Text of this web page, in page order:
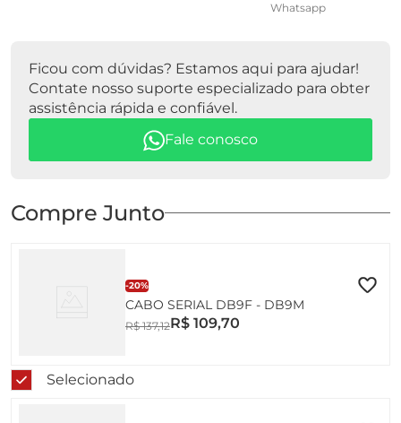
Whatsapp
Ficou com dúvidas? Estamos aqui para ajudar!
Contate nosso suporte especializado para obter
assistência rápida e confiável.
Fale conosco
Compre Junto
-20%
CABO SERIAL DB9F - DB9M
R$ 137,12R$ 109,70
Selecionado